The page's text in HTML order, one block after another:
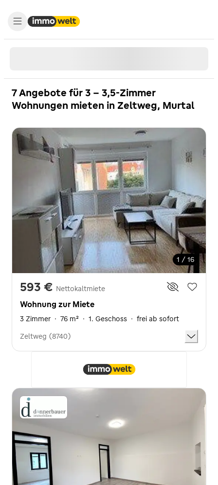
7 Angebote für 3 - 3,5-Zimmer
Wohnungen mieten in Zeltweg, Murtal
1 / 16
593 € Nettokaltmiete
Wohnung zur Miete
3 Zimmer · 76 m² · 1. Geschoss · frei ab sofort
Zeltweg (8740)